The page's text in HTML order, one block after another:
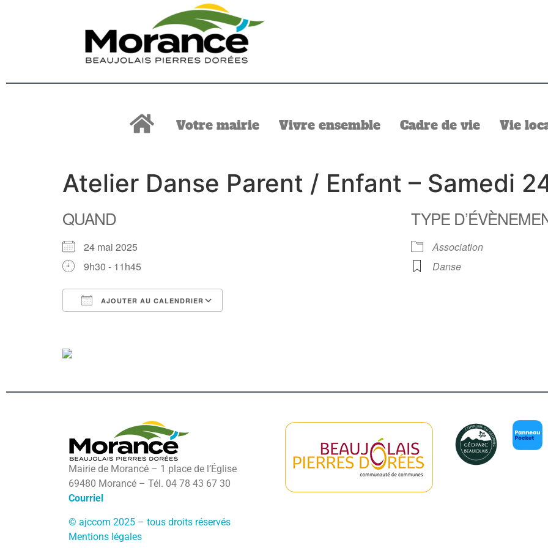
Votre mairie Vivre ensemble Cadre de vie Vie
Atelier Danse Parent / Enfant – Samedi
QUAND
24 mai 2025
9h30 - 11h45
AJOUTER AU CALENDRIER
TYPE
Association
Danse
Mairie de Morancé – 1 place de l’Église
69480 Morancé – Tél. 04 78 43 67 30
Courriel
© ajccom 2025 – tous droits réservés
Mentions légales